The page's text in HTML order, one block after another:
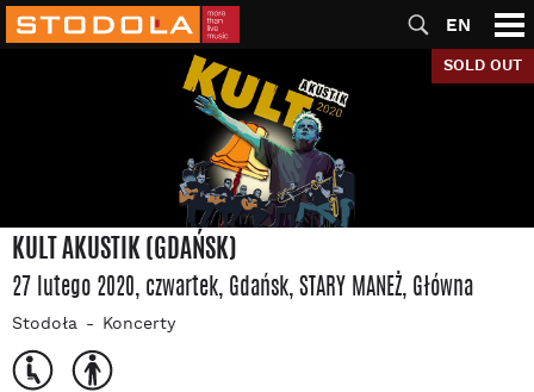
EN
SOLD OUT
KULT AKUSTIK (GDAŃSK)
27 lutego 2020, czwartek, Gdańsk, STARY MANEŻ, Główna
Stodoła Koncerty